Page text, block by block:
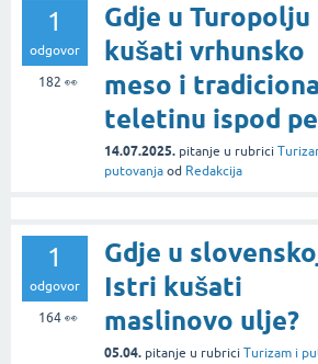
1
odgovor
182 👀
Gdje u Turopolju
kušati vrhunsko
meso i
teletinu ispod
14.07.2025. pitanje u rubrici
putovanja od Redakcija
1
odgovor
164👀
Gdje u
Istri kušati
maslinovo ulje?
05.04. pitanje u rubrici Turizam i